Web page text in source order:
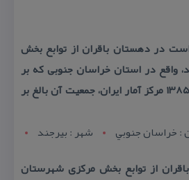
در دهستان باقران از توابع بخش
واقع در استان خراسان جنوبی كه بر
اساس سرشماری سال ۱۳۸۵ مركز آمار ایران، جمعیت آن بالغ بر
: خراسان جنوبي شهر : بيرجند
از توابع بخش مركزی شهرستان